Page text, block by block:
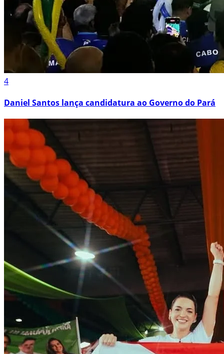
4
Daniel Santos lança candidatura ao Governo do Pará